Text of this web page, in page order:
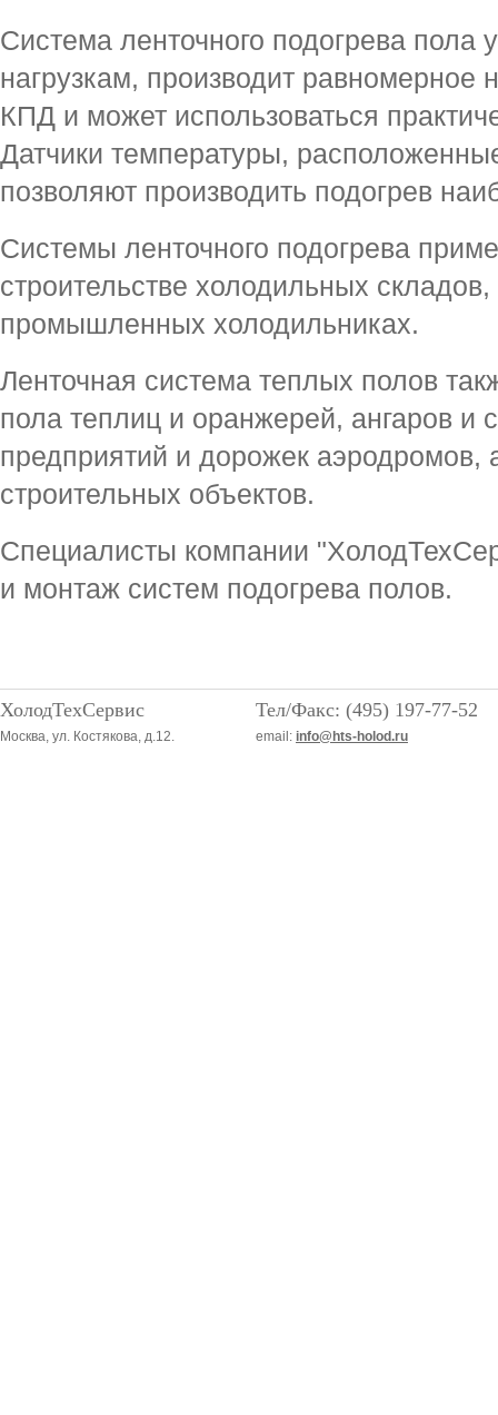
Система ленточного подогрева пола
нагрузкам, производит равномерное
КПД и может использоваться
Датчики температуры,
позволяют производить подогрев
Системы ленточного подогрева
строительстве холодильных
промышленных холодильниках.
Ленточная система теплых полов
пола теплиц и оранжерей, ангаров
предприятий и дорожек аэродромов,
строительных объектов.
Специалисты компании
и монтаж систем подогрева полов.
ХолодТехСервис
Москва, ул. Костякова, д.12.
Тел/Факс: (495) 197-77-52
email: info@hts-holod.ru